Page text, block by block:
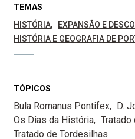
TEMAS
HISTÓRIA
EXPANSÃO E
HISTÓRIA E GEOGRAFIA DE
TÓPICOS
Bula Romanus Pontifex D.
Os Dias da História
Tratado
Tratado de Tordesilhas